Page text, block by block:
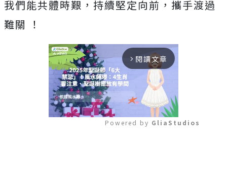
我們能共體時艱，持續堅定向前，攜手渡過
難關 ！
arrow_forward_ios 閱讀文章
Powered by GliaStudios